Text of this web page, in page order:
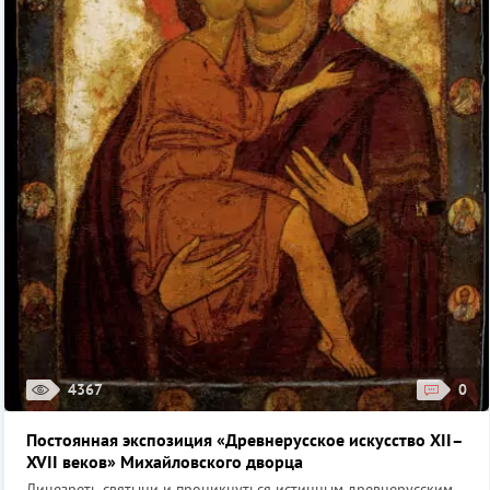
4367 0
Постоянная экспозиция «Древнерусское искусство XII–
XVII веков» Михайловского дворца